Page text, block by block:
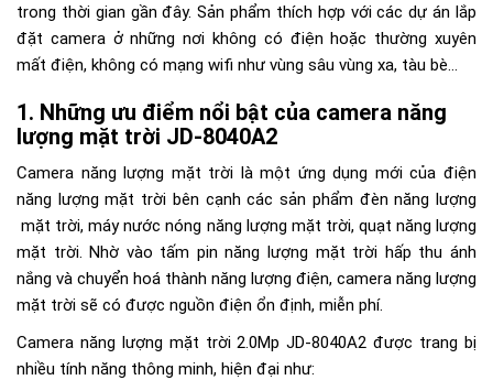
trong thời gian gần đây. Sản phẩm thích hợp với các dự án lắp
đặt camera ở những nơi không có điện hoặc thường xuyên
mất điện, không có mạng wifi như vùng sâu vùng xa, tàu bè…
Những ưu điểm nổi bật của camera năng
lượng mặt trời JD-8040A2
Camera năng lượng mặt trời là một ứng dụng mới của điện
năng lượng mặt trời bên cạnh các sản phẩm đèn năng lượng
mặt trời, máy nước nóng năng lượng mặt trời, quạt năng lượng
mặt trời. Nhờ vào tấm pin năng lượng mặt trời hấp thu ánh
nắng và chuyển hoá thành năng lượng điện, camera năng lượng
mặt trời sẽ có được nguồn điện ổn định, miễn phí.
Camera năng lượng mặt trời 2.0Mp JD-8040A2 được trang bị
nhiều tính năng thông minh, hiện đại như: